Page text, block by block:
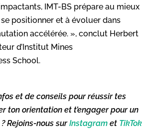
IMT-BS prépare au mieux
positionner et à évoluer dans
accélérée. », conclut Herbert
d’Institut Mines
School.
et de conseils pour réussir tes
ton orientation et t’engager pour un
Rejoins-nous surInstagram et TikTok